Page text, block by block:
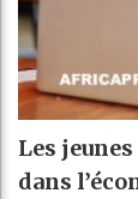
Les
dans